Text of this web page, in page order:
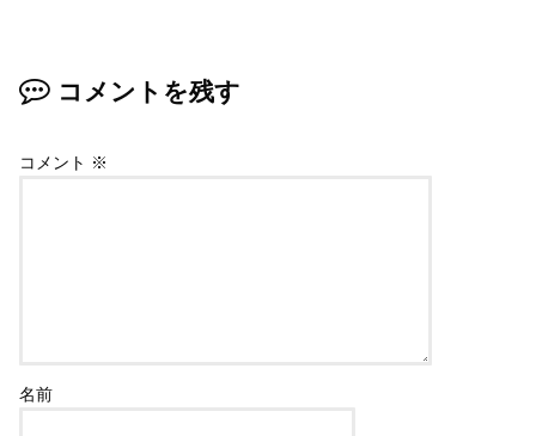
コメントを残す
コメント ※
名前